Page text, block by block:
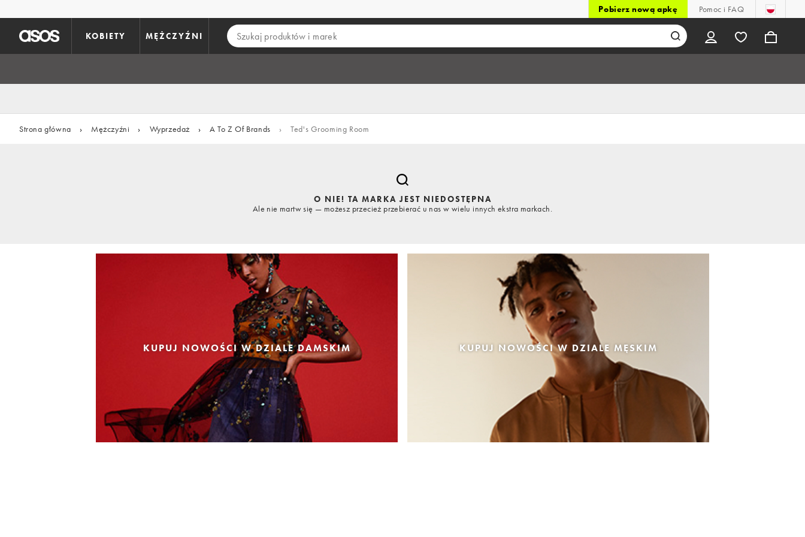
Pobierz nową apkę Pomoc i FAQ
KOBIETY MĘŻCZYŹNI
Strona główna › Mężczyźni › Wyprzedaż › A To Z Of Brands › Ted's Grooming Room
O NIE! TA MARKA JEST NIEDOSTĘPNA
Ale nie martw się — możesz przecież przebierać u nas w wielu innych ekstra markach.
KUPUJ NOWOŚCI W DZIALE DAMSKIM KUPUJ NOWOŚCI W DZIALE MĘSKIM